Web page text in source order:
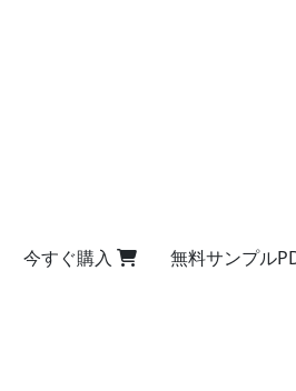
今すぐ購入 無料サンプル